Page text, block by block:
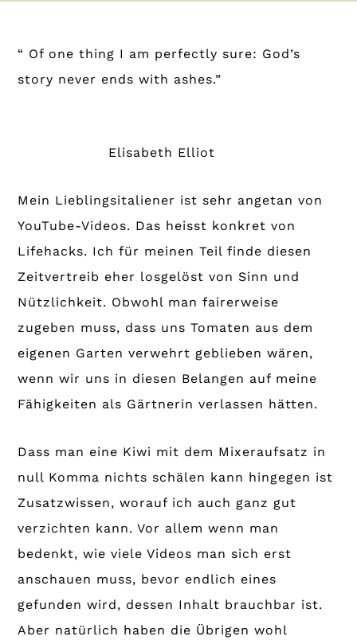
“ Of one thing I am perfectly sure: God’s
story never ends with ashes.”
Elisabeth Elliot
Mein Lieblingsitaliener ist sehr angetan von
YouTube-Videos. Das heisst konkret von
Lifehacks. Ich für meinen Teil finde diesen
Zeitvertreib eher losgelöst von Sinn und
Nützlichkeit. Obwohl man fairerweise
zugeben muss, dass uns Tomaten aus dem
eigenen Garten verwehrt geblieben wären,
wenn wir uns in diesen Belangen auf meine
Fähigkeiten als Gärtnerin verlassen hätten.
Dass man eine Kiwi mit dem Mixeraufsatz in
null Komma nichts schälen kann hingegen ist
Zusatzwissen, worauf ich auch ganz gut
verzichten kann. Vor allem wenn man
bedenkt, wie viele Videos man sich erst
anschauen muss, bevor endlich eines
gefunden wird, dessen Inhalt brauchbar ist.
Aber natürlich haben die Übrigen wohl